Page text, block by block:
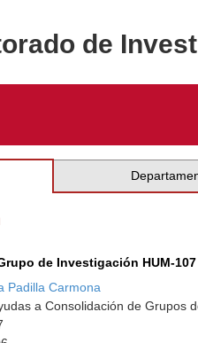
de
de Investigación HUM-107
Padilla Carmona
a Consolidación de Grupos